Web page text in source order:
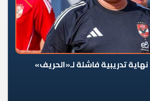
تدريبية فاشلة لـ«الحريف»